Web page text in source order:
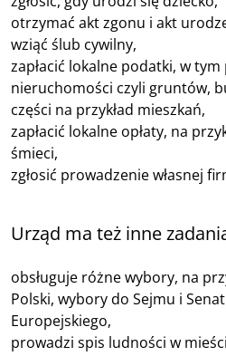
otrzymać akt zgonu i akt
wziąć ślub cywilny,
zapłacić lokalne podatki, w
nieruchomości czyli gruntów,
części na przykład mieszkań,
zapłacić lokalne opłaty, na
śmieci,
zgłosić prowadzenie własnej
Urząd ma też inne
obsługuje różne wybory, na
Polski, wybory do Sejmu i
Europejskiego,
prowadzi spis ludności w